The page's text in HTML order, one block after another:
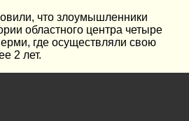
что злоумышленники
областного центра четыре
где осуществляли свою
2 лет.